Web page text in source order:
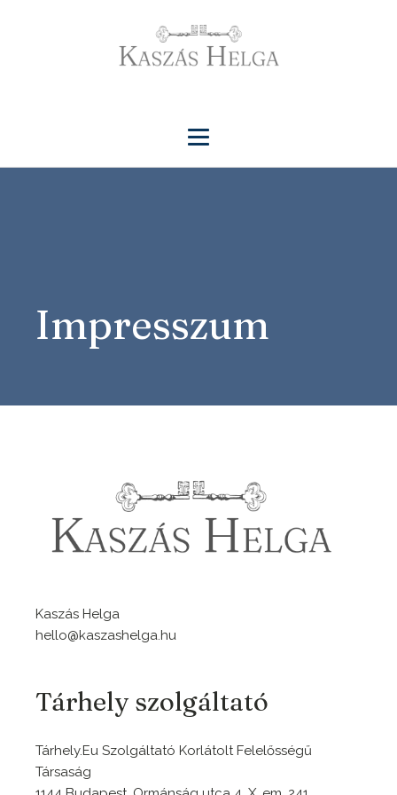
Impresszum
Kaszás Helga
hello@kaszashelga.hu
Tárhely szolgáltató
Tárhely.Eu Szolgáltató Korlátolt Felelősségű
Társaság